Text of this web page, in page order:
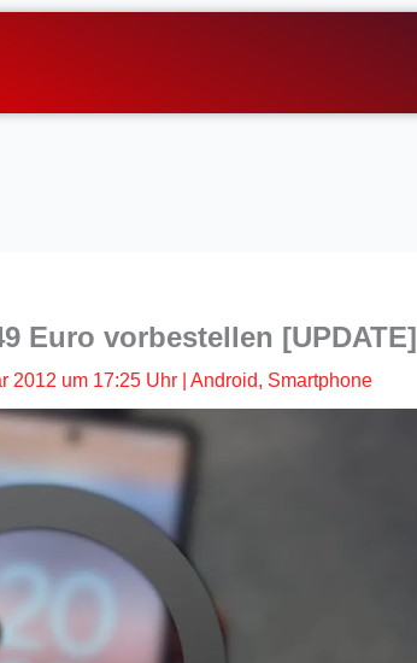
Euro vorbestellen [UPDATE]
2012 um 17:25 Uhr Android, Smartphone